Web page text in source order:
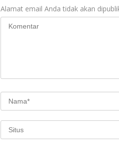
Alamat email Anda tidak akan